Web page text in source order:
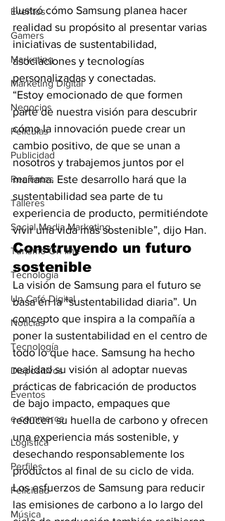
Eventos
Gamers
Marketing
Marketing Digital
Negocios
Películas
Publicidad
Recientes
Talleres
Social Media Marketing
Turismo On line
Tecnología
Un Café Digital
Noticias
Tecnología
Dispositivos
Eventos
e-commerce
Logística
Perfiles
Felicidad
Música
ilustró cómo Samsung planea hacer
realidad su propósito al presentar varias
iniciativas de sustentabilidad,
asociaciones y tecnologías
personalizadas y conectadas.
“Estoy emocionado de que formen
parte de nuestra visión para descubrir
cómo la innovación puede crear un
cambio positivo, de que se unan a
nosotros y trabajemos juntos por el
mañana. Este desarrollo hará que la
sustentabilidad sea parte de tu
experiencia de producto, permitiéndote
vivir una vida más sostenible”, dijo Han.
Construyendo un futuro
sostenible
La visión de Samsung para el futuro se
basa en la “sustentabilidad diaria”. Un
concepto que inspira a la compañía a
poner la sustentabilidad en el centro de
todo lo que hace. Samsung ha hecho
realidad su visión al adoptar nuevas
prácticas de fabricación de productos
de bajo impacto, empaques que
reducen su huella de carbono y ofrecen
una experiencia más sostenible, y
desechando responsablemente los
productos al final de su ciclo de vida.
Los esfuerzos de Samsung para reducir
las emisiones de carbono a lo largo del